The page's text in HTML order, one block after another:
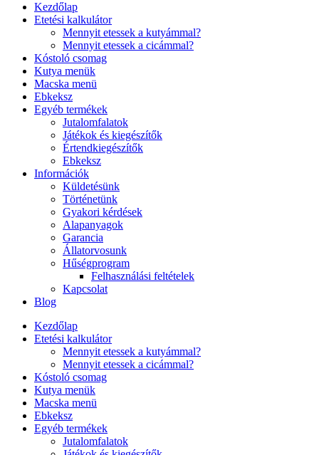
Kezdőlap
Etetési kalkulátor
Mennyit etessek a kutyámmal?
Mennyit etessek a cicámmal?
Kóstoló csomag
Kutya menük
Macska menü
Ebkeksz
Egyéb termékek
Jutalomfalatok
Játékok és kiegészítők
Értendkiegészítők
Ebkeksz
Információk
Küldetésünk
Történetünk
Gyakori kérdések
Alapanyagok
Garancia
Állatorvosunk
Hűségprogram
Felhasználási feltételek
Kapcsolat
Blog
Kezdőlap
Etetési kalkulátor
Mennyit etessek a kutyámmal?
Mennyit etessek a cicámmal?
Kóstoló csomag
Kutya menük
Macska menü
Ebkeksz
Egyéb termékek
Jutalomfalatok